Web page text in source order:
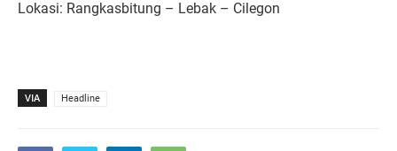
Lokasi: Rangkasbitung – Lebak – Cilegon
VIA Headline